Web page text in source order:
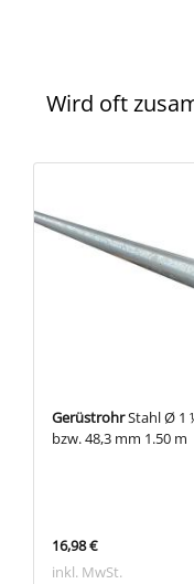
Wird oft
GerüstrohrStahl Ø 1
bzw. 48,3 mm 1.50 m
16,98 €
inkl. MwSt.